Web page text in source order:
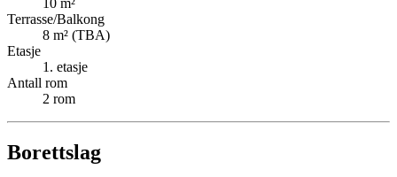
10 m²
Terrasse/Balkong
8 m² (TBA)
Etasje
1 . etasje
Antall rom
2 rom
Borettslag